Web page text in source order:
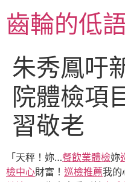
至
主齒輪的低
朱秀鳳吁
院體檢項
習敬老
「天秤！妳…餐飲業體檢妳
檢中心財富！ 巡檢推薦我的